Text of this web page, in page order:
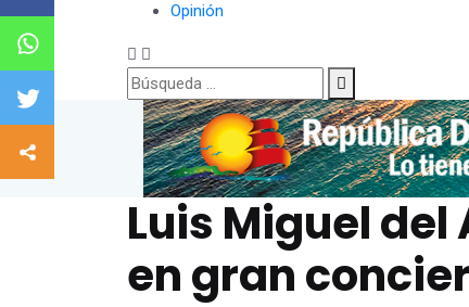
Opinión
Luis Miguel
en gran